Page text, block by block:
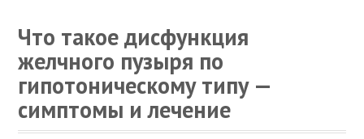
Что такое дисфункция
желчного пузыря по
гипотоническому типу —
симптомы и лечение